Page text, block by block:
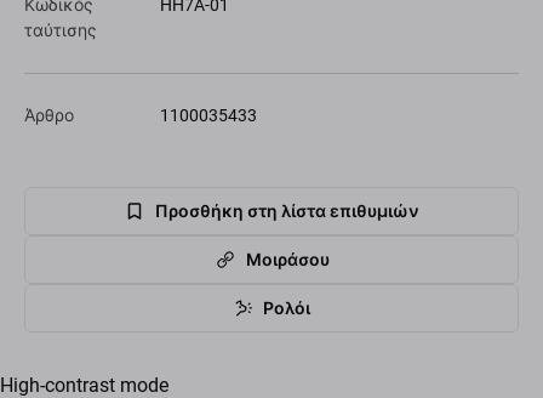
Κωδικός
ταύτισης
HH7A-01
Άρθρο 1100035433
Προσθήκη στη λίστα επιθυμιών
Μοιράσου
Ρολόι
High-contrast mode